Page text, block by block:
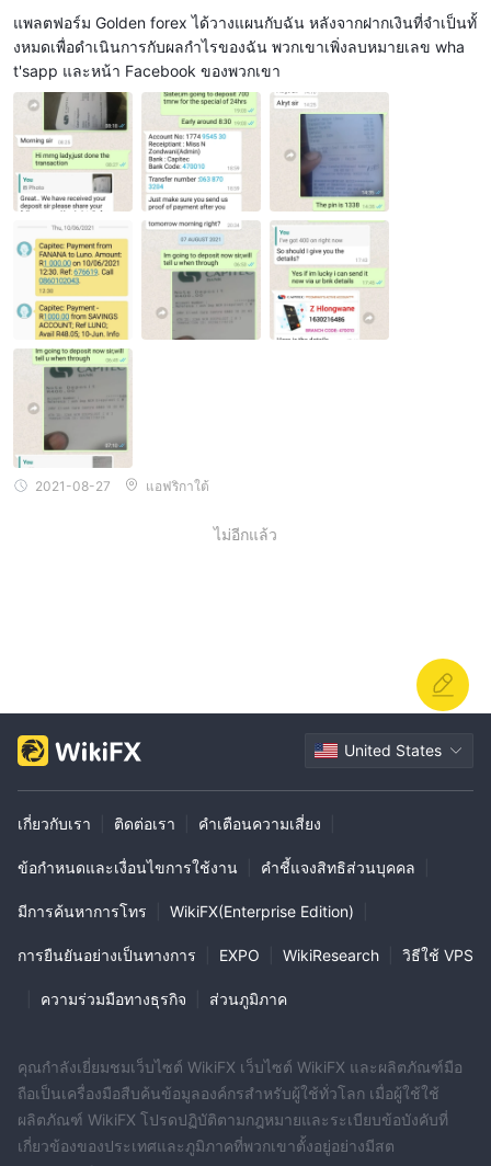
แพลตฟอร์ม Golden forex ได้วางแผนกับฉัน หลังจากฝากเงินที่จำเป็นทั้
งหมดเพื่อดำเนินการกับผลกำไรของฉัน พวกเขาเพิ่งลบหมายเลข wha
t'sapp และหน้า Facebook ของพวกเขา
2021-08-27 แอฟริกาใต้
ไม่อีกแล้ว
United States
เกี่ยวกับเรา ติดต่อเรา คำเตือนความเสี่ยง
ข้อกำหนดและเงื่อนไขการใช้งาน คำชี้แจงสิทธิส่วนบุคคล
มีการค้นหาการโทร WikiFX(Enterprise Edition)
การยืนยันอย่างเป็นทางการ EXPO WikiResearch วิธีใช้ VPS
ความร่วมมือทางธุรกิจ ส่วนภูมิภาค
คุณกำลังเยี่ยมชมเว็บไซต์ WikiFX เว็บไซต์ WikiFX และผลิตภัณฑ์มือ
ถือเป็นเครื่องมือสืบค้นข้อมูลองค์กรสำหรับผู้ใช้ทั่วโลก เมื่อผู้ใช้ใช้
ผลิตภัณฑ์ WikiFX โปรดปฏิบัติตามกฎหมายและระเบียบข้อบังคับที่
เกี่ยวข้องของประเทศและภูมิภาคที่พวกเขาตั้งอยู่อย่างมีสต